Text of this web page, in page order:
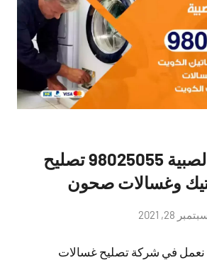
فني غسالات الصبية 98025055 تصليح
وغسالات صحون
28, 2021
تعليقات
نعمل في شركة تصليح غسالات